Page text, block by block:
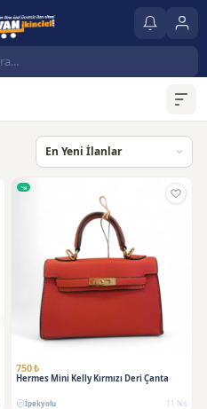
750 ₺
Hermes Mini Kelly Kırmızı Deri Çanta
İpekyolu 11 Nis